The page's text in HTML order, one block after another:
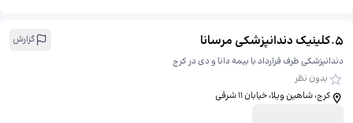
5
.کلینیک دندانپزشکی مرسانا
گزارش
دندانپزشکی طرف قرارداد با بیمه دانا و دی در کرج
بدون نظر
کرج، شاهین‌ ویلا، خیابان 11 شرقی